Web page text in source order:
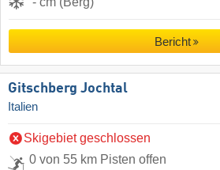
Bericht
Gitschberg Jochtal
Italien
Skigebiet geschlossen
0 von 55 km Pisten offen